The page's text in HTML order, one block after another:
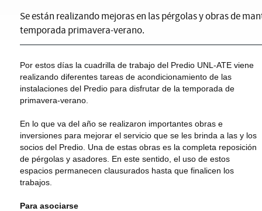
Se están realizando mejoras en las pérgolas y obras de
temporada primavera-verano.
Por estos días la cuadrilla de trabajo del Predio UNL-ATE viene
realizando diferentes tareas de acondicionamiento de las
instalaciones del Predio para disfrutar de la temporada de
primavera-verano.
En lo que va del año se realizaron importantes obras e
inversiones para mejorar el servicio que se les brinda a las y los
socios del Predio. Una de estas obras es la completa reposición
de pérgolas y asadores. En este sentido, el uso de estos
espacios permanecen clausurados hasta que finalicen los
trabajos.
Para asociarse